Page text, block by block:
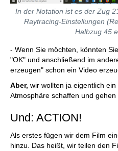
In der Notation ist es der Zug
Raytracing-Einstellungen
Halbzug 45
- Wenn Sie möchten, könnten
"OK" und anschließend im
erzeugen" schon ein Video
Aber, wir wollten ja eigentlich
Atmosphäre schaffen und gehen
Und: ACTION!
Als erstes fügen wir dem Film
hinzu. Das heißt, wir teilen den